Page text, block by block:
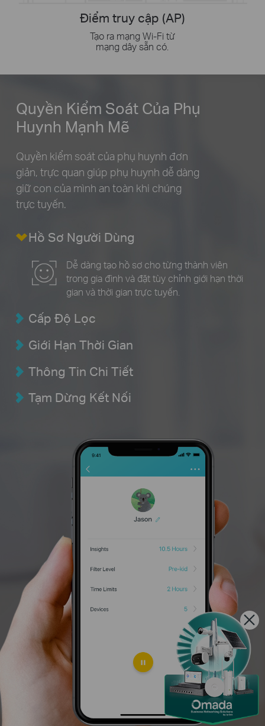
Điểm truy cập (AP)
Tạo ra mạng Wi-Fi từ
mạng dây sẵn có.
Quyền Kiểm Soát Của Phụ
Huynh Mạnh Mẽ
Quyền kiểm soát của phụ huynh đơn
giản, trực quan giúp phụ huynh dễ dàng
giữ con của mình an toàn khi chúng
trực tuyến.
Hồ Sơ Người Dùng
Dễ dàng tạo hồ sơ cho từng thành viên
trong gia đình và đặt tùy chỉnh giới hạn thời
gian và thời gian trực tuyến.
Cấp Độ Lọc
Giới Hạn Thời Gian
Thông Tin Chi Tiết
Tạm Dừng Kết Nối